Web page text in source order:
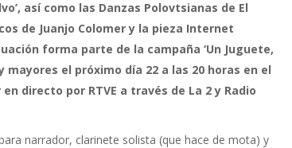
así como las Danzas Polovtsianas de El
de Juanjo Colomer y la pieza Internet
forma parte de la campaña ‘Un Juguete,
mayores el próximo día 22 a las 20 horas en el
directo por RTVE a través de La 2 y Radio
narrador, clarinete solista (que hace de mota) y